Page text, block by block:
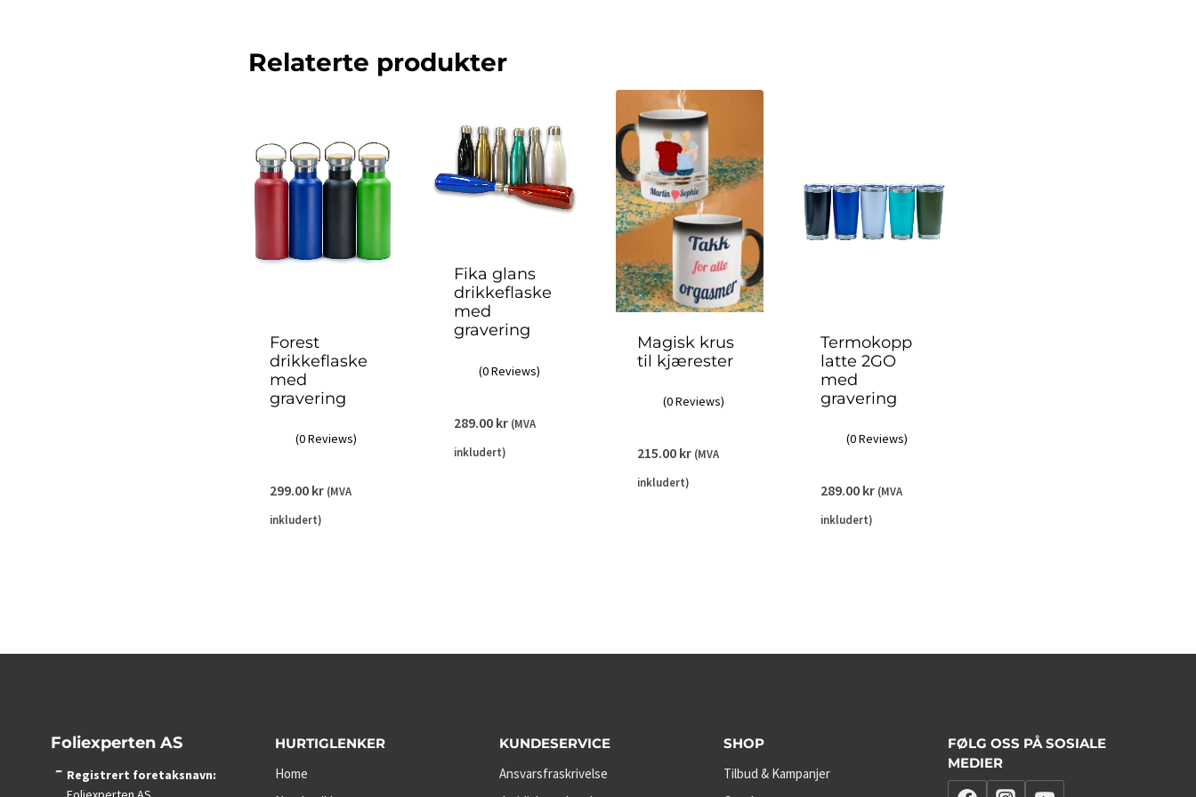
Relaterte produkter
Forest
drikkeflaske
med
gravering
(0 Reviews)
299.00 kr (MVA
inkludert)
Fika glans
drikkeflaske
med
gravering
(0 Reviews)
289.00 kr (MVA
inkludert)
Magisk krus
til kjærester
(0 Reviews)
215.00 kr (MVA
inkludert)
Termokopp
latte 2GO
med
gravering
(0 Reviews)
289.00 kr (MVA
inkludert)
Foliexperten AS
Registrert foretaksnavn:
HURTIGLENKER
Home
KUNDESERVICE
Ansvarsfraskrivelse
SHOP
Tilbud & Kampanjer
FØLG OSS PÅ SOSIALE
MEDIER